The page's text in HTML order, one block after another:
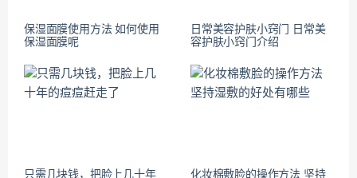
保湿面膜使用方法 如何使用
保湿面膜呢
日常美容护肤小窍门 日常美
容护肤小窍门介绍
只需几块钱，把脸上几十年
化妆棉敷脸的操作方法 坚持